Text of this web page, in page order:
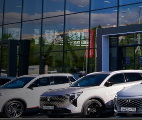
Вы влюбитесь в каждую